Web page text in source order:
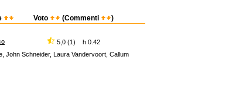
Voto (Commenti )
5,0 (1) h 0.42
John Schneider, Laura Vandervoort, Callum